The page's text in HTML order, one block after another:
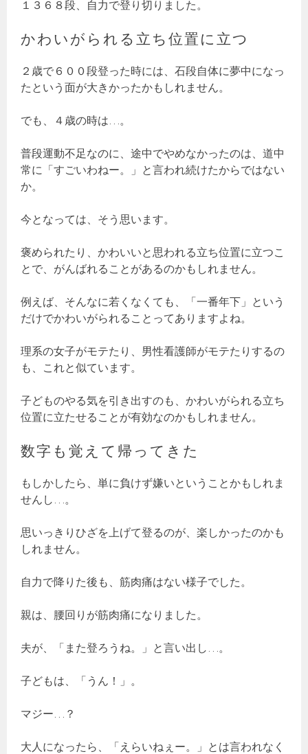
１３６８段、自力で登り切りました。
かわいがられる立ち位置に立つ
２歳で６００段登った時には、石段自体に夢中になっ
たという面が大きかったかもしれません。
でも、４歳の時は…。
普段運動不足なのに、途中でやめなかったのは、道中
常に「すごいわねー。」と言われ続けたからではない
か。
今となっては、そう思います。
褒められたり、かわいいと思われる立ち位置に立つこ
とで、がんばれることがあるのかもしれません。
例えば、そんなに若くなくても、「一番年下」という
だけでかわいがられることってありますよね。
理系の女子がモテたり、男性看護師がモテたりするの
も、これと似ています。
子どものやる気を引き出すのも、かわいがられる立ち
位置に立たせることが有効なのかもしれません。
数字も覚えて帰ってきた
もしかしたら、単に負けず嫌いということかもしれま
せんし…。
思いっきりひざを上げて登るのが、楽しかったのかも
しれません。
自力で降りた後も、筋肉痛はない様子でした。
親は、腰回りが筋肉痛になりました。
夫が、「また登ろうね。」と言い出し…。
子どもは、「うん！」。
マジー…？
大人になったら、「えらいねぇー。」とは言われなく